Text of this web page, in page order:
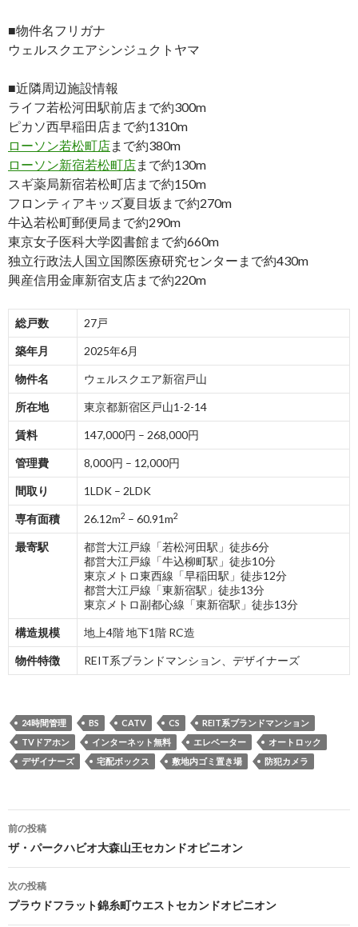
■物件名フリガナ
ウェルスクエアシンジュクトヤマ
■近隣周辺施設情報
ライフ若松河田駅前店まで約300m
ピカソ西早稲田店まで約1310m
ローソン若松町店まで約380m
ローソン新宿若松町店まで約130m
スギ薬局新宿若松町店まで約150m
フロンティアキッズ夏目坂まで約270m
牛込若松町郵便局まで約290m
東京女子医科大学図書館まで約660m
独立行政法人国立国際医療研究センターまで約430m
興産信用金庫新宿支店まで約220m
総戸数 27戸
築年月 2025年6月
物件名 ウェルスクエア新宿戸山
所在地 東京都新宿区戸山1-2-14
賃料 147,000円 – 268,000円
管理費 8,000円 – 12,000円
間取り 1LDK – 2LDK
専有面積 26.12m2 – 60.91m2
最寄駅
都営大江戸線「若松河田駅」徒歩6分
都営大江戸線「牛込柳町駅」徒歩10分
東京メトロ東西線「早稲田駅」徒歩12分
都営大江戸線「東新宿駅」徒歩13分
東京メトロ副都心線「東新宿駅」徒歩13分
構造規模 地上4階 地下1階 RC造
物件特徴 REIT系ブランドマンション、デザイナーズ
24時間管理 BS CATV CS
REIT系ブランドマンション
TVドアホン
インターネット無料 エレベーター
オートロック
デザイナーズ
宅配ボックス 敷地内ゴミ置き場 防犯カメラ
投
稿
ナ
ビ
前の投稿
ザ・パークハビオ大森山王セカンドオピニオン
次の投稿
プラウドフラット錦糸町ウエストセカンドオピニオン